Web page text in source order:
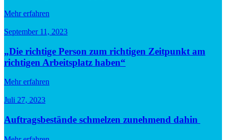
Mehr erfahren
September 11, 2023
„Die richtige Person zum richtigen Zeitpunkt am
richtigen Arbeitsplatz haben“
Mehr erfahren
Juli 27, 2023
Auftragsbestände schmelzen zunehmend dahin